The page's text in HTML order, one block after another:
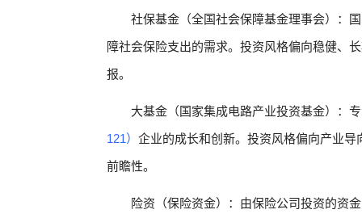
社保基金（全国社会保障基金理事会）：
障社会保险支出的需求。投资风格偏向稳健、
报。
大基金（国家集成电路产业投资基金）：
121） 企业的成长和创新。投资风格偏向产业
前瞻性。
险资（保险资金）：由保险公司投资的资